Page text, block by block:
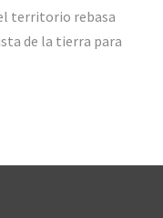
territorio rebasa
de la tierra para